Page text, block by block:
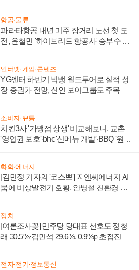
항공·물류
파라타항공 내년 미주 장거리 노선 첫 도
전, 윤철민 '하이브리드 항공사' 승부수 통
인터넷·게임·콘텐츠
YG엔터 하반기 빅뱅 월드투어로 실적 성
장 증권가 전망, 신인 보이그룹도 주목
소비자·유통
치킨3사 '가맹점 상생' 비교해보니, 교촌
'영업권 보호'·bhc '신메뉴 개발'·BBQ '원가
화학·에너지
[김민정 기자의 '코스뽀'] 지엔씨에너지 AI
붐에 비상발전기 호황, 안병철 친환경 에
정치
[여론조사꽃] 민주당 당대표 선호도 정청
래 30.5%·김민석 29.6%, 0.9%p 초접전
전자·전기·정보통신